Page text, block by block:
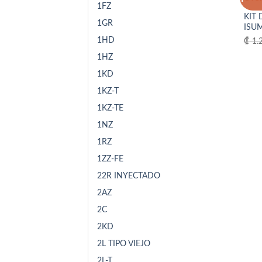
1FZ
1GR
1HD
1HZ
1KD
1KZ-T
1KZ-TE
1NZ
1RZ
1ZZ-FE
22R INYECTADO
2AZ
2C
2KD
2L TIPO VIEJO
4HE1
KIT
₡